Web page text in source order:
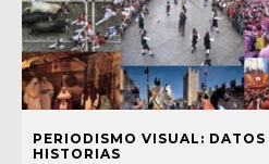
PERIODISMO VISUAL: DATOS
HISTORIAS